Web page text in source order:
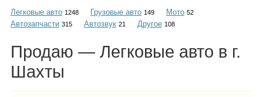
Объявления
Легковые авто 1248 Грузовые авто 149 Мото 52
Автозапчасти 315 Автозвук 21 Другое 108
Продаю — Легковые авто в г.
Шахты